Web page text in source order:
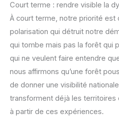
Court terme : rendre visible la
À court terme, notre priorité est
polarisation qui détruit notre
qui tombe mais pas la forêt qui
qui ne veulent faire entendre
nous affirmons qu’une forêt
de donner une visibilité
transforment déjà les territoires
à partir de ces expériences.